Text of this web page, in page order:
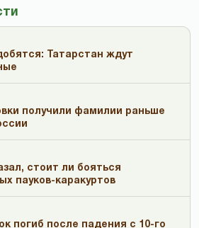
Татарстан ждут
получили фамилии раньше
стоит ли бояться
пауков-каракуртов
погиб после падения с 10-го